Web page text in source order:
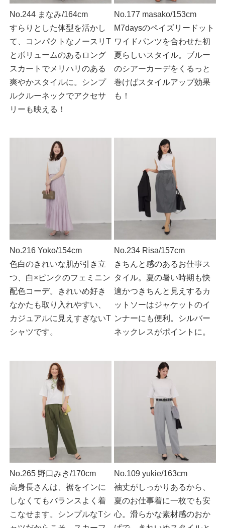
No.244 まなみ/164cm
すらりとした体型を活かし
て、コンパクトなノースリT
とボリュームのあるロング
スカートでメリハリのある
爽やかスタイルに。シンプ
ルクルーネックでアクセサ
リーも映える！
No.177 masako/153cm
M7daysのペイズリードット
ワイドパンツを合わせた初
夏らしいスタイル。ブルー
のシアーカーデをくるっと
巻けばスタイルアップ効果
も！
No.216 Yoko/154cm
色白のきれいな肌が引き立
つ、白×ピンクのフェミニン
配色コーデ。きれいめ好き
なかたも取り入れやすい、
カジュアルに見えすぎないT
シャツです。
No.234 Risa/157cm
きちんと感のあるお仕事ス
タイル。夏の暑い時期も快
適かつきちんと見えするカ
ットソーはジャケットのイ
ンナーにも便利。シルバー
ネックレスがポイントに。
No.265 野口みき/170cm
高身長さんは、裾をインに
しなくてもバランスよく着
こなせます。シンプルなTシ
No.109 yukie/163cm
袖丈がしっかりあるから、
夏のお仕事着に一枚でも安
心。滑らかな素材感のおか